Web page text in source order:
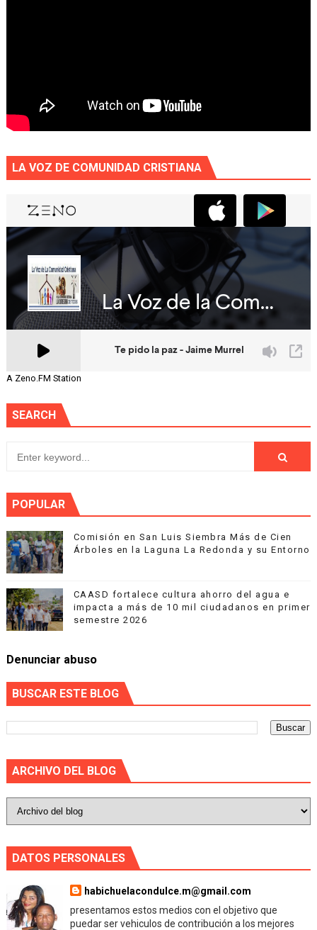
LA VOZ DE COMUNIDAD CRISTIANA
A Zeno.FM Station
SEARCH
POPULAR
Comisión en San Luis Siembra Más de Cien
Árboles en la Laguna La Redonda y su Entorno
CAASD fortalece cultura ahorro del agua e
impacta a más de 10 mil ciudadanos en primer
semestre 2026
Denunciar abuso
BUSCAR ESTE BLOG
ARCHIVO DEL BLOG
DATOS PERSONALES
habichuelacondulce.m@gmail.com
presentamos estos medios con el objetivo que
puedar ser vehiculos de contribución a los mejores